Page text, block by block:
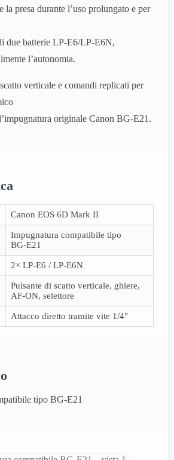
la presa durante l’uso prolungato e per
due batterie LP‑E6/LP‑E6N,
l’autonomia.
verticale e comandi replicati per
originale Canon BG‑E21.
Canon EOS 6D Mark II
Impugnatura compatibile tipo
BG‑E21
2× LP‑E6 / LP‑E6N
Pulsante di scatto verticale, ghiere,
AF‑ON, selettore
Attacco diretto tramite vite 1/4″
tipo BG‑E21